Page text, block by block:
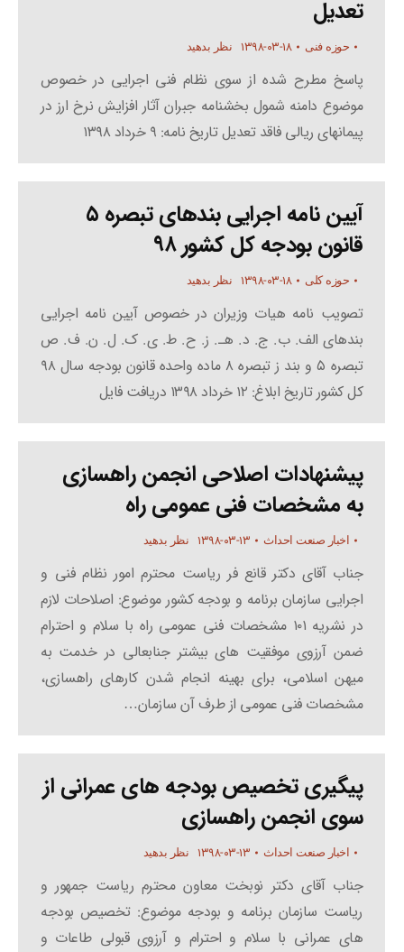
تعدیل
حوزه فنی ۱۳۹۸-۰۳-۱۸ نظر بدهید
پاسخ مطرح شده از سوی نظام فنی اجرایی در خصوص
موضوع دامنه شمول بخشنامه جبران آثار افزایش نرخ ارز در
پیمانهای ریالی فاقد تعدیل تاریخ نامه: ۹ خرداد ۱۳۹۸
آیین نامه اجرایی بندهای تبصره ۵
قانون بودجه کل کشور ۹۸
حوزه کلی ۱۳۹۸-۰۳-۱۸ نظر بدهید
تصویب نامه هیات وزیران در خصوص آیین نامه اجرایی
بندهای الف. ب. ج. د. هـ. ز. ح. ط. ی. ک. ل. ن. ف. ص
تبصره ۵ و بند ز تبصره ۸ ماده واحده قانون بودجه سال ۹۸
کل کشور تاریخ ابلاغ: ۱۲ خرداد ۱۳۹۸ دریافت فایل
پیشنهادات اصلاحی انجمن راهسازی
به مشخصات فنی عمومی راه
اخبار صنعت احداث ۱۳۹۸-۰۳-۱۳ نظر بدهید
جناب آقای دکتر قانع فر ریاست محترم امور نظام فنی و
اجرایی سازمان برنامه و بودجه کشور موضوع: اصلاحات لازم
در نشریه ۱۰۱ مشخصات فنی عمومی راه با سلام و احترام
ضمن آرزوی موفقیت های بیشتر جنابعالی در خدمت به
میهن اسلامی، برای بهینه انجام شدن کارهای راهسازی،
مشخصات فنی عمومی از طرف آن سازمان…
پیگیری تخصیص بودجه های عمرانی از
سوی انجمن راهسازی
اخبار صنعت احداث ۱۳۹۸-۰۳-۱۳ نظر بدهید
جناب آقای دکتر نوبخت معاون محترم ریاست جمهور و
ریاست سازمان برنامه و بودجه موضوع: تخصیص بودجه
های عمرانی با سلام و احترام و آرزوی قبولی طاعات و